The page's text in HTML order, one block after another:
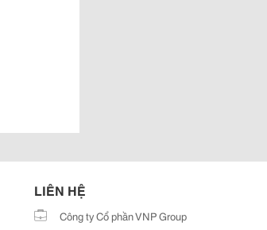
LIÊN HỆ
Công ty Cổ phần VNP Group